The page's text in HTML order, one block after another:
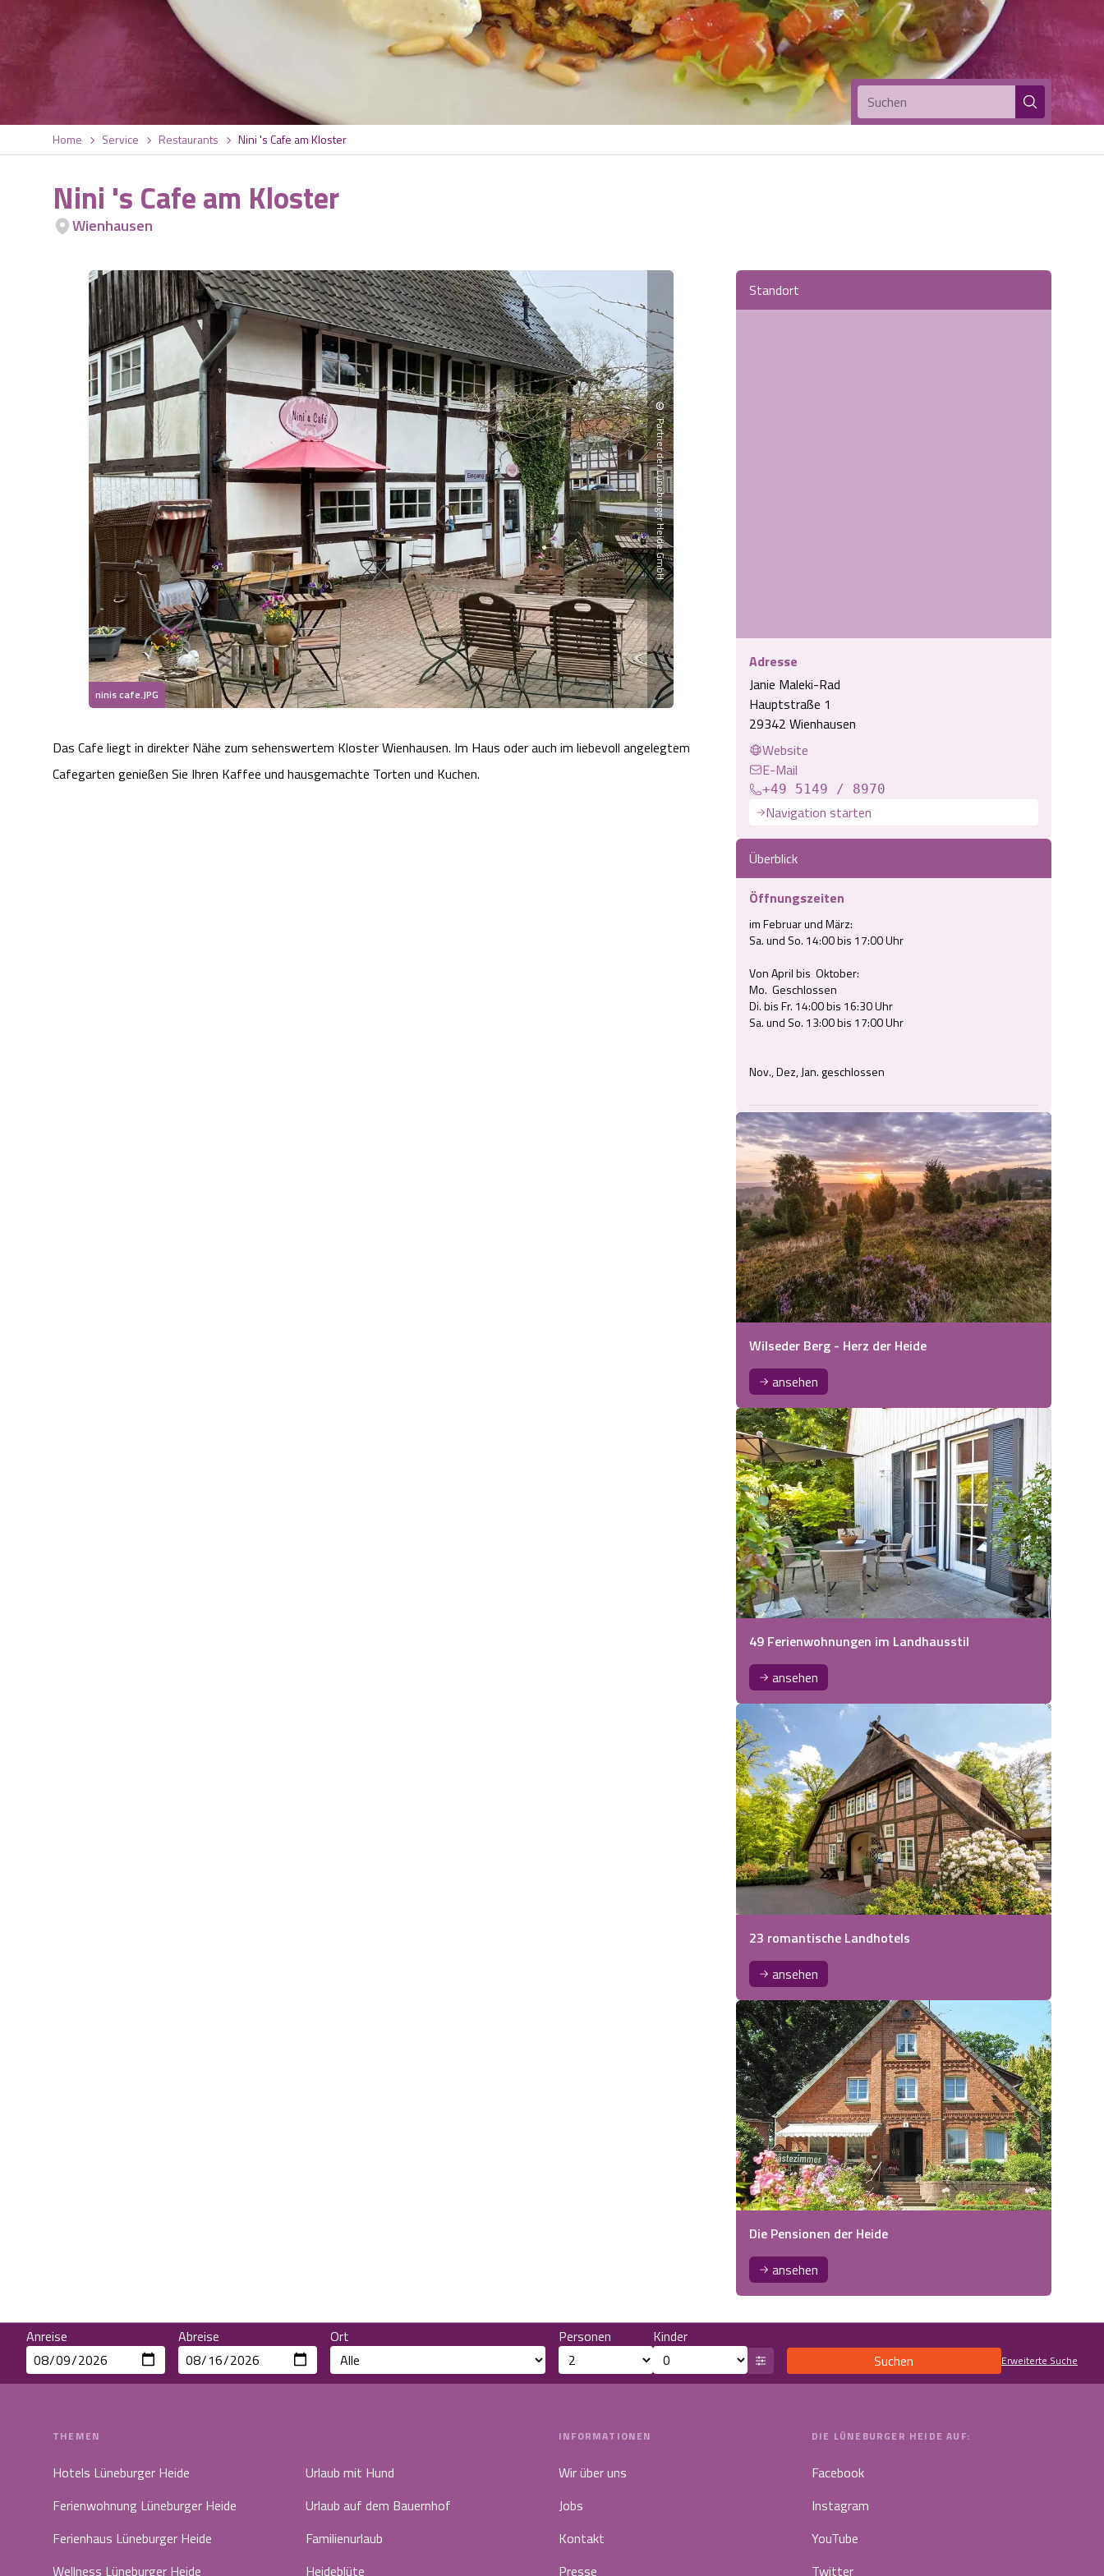
Suchen
Home Service Restaurants Nini 's Cafe am Kloster
Nini 's Cafe am Kloster
Wienhausen
ninis cafe.JPG
©
Partner der Lüneburger Heide GmbH
Das Cafe liegt in direkter Nähe zum sehenswertem Kloster Wienhausen. Im Haus oder auch im liebevoll angelegtem
Cafegarten genießen Sie Ihren Kaffee und hausgemachte Torten und Kuchen.
Standort
Adresse
Janie Maleki-Rad
Hauptstraße 1
29342 Wienhausen
Website
E-Mail
+49 5149 / 8970
Navigation starten
Überblick
Öffnungszeiten
im Februar und März:
Sa. und So. 14:00 bis 17:00 Uhr
Von April bis  Oktober:
Mo.  Geschlossen
Di. bis Fr. 14:00 bis 16:30 Uhr
Sa. und So. 13:00 bis 17:00 Uhr
Nov., Dez, Jan. geschlossen
Wilseder Berg - Herz der Heide
ansehen
49 Ferienwohnungen im Landhausstil
ansehen
23 romantische Landhotels
ansehen
Die Pensionen der Heide
ansehen
Anreise Abreise Ort Personen
Kinder
Suchen
Erweiterte Suche
THEMEN
Hotels Lüneburger Heide
Ferienwohnung Lüneburger Heide
Ferienhaus Lüneburger Heide
Wellness Lüneburger Heide
Urlaub mit Hund
Urlaub auf dem Bauernhof
Familienurlaub
Heideblüte
INFORMATIONEN
Wir über uns
Jobs
Kontakt
Presse
DIE LÜNEBURGER HEIDE AUF:
Facebook
Instagram
YouTube
Twitter